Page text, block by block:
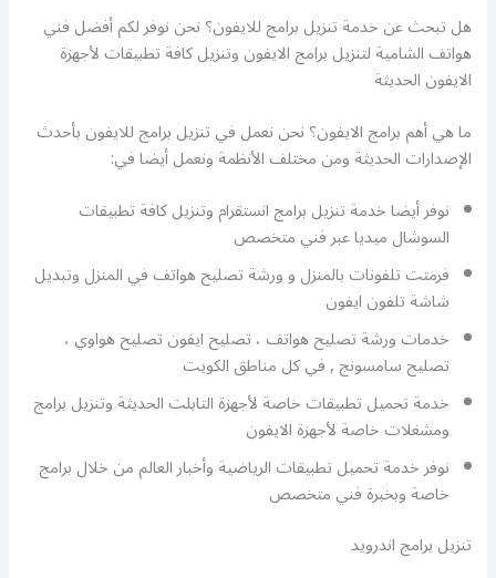
هل تبحث عن خدمة تنزيل برامج للايفون؟ نحن نوفر لكم أفضل فني
هواتف الشامية لتنزيل برامج الايفون وتنزيل كافة تطبيقات لأجهزة
الايفون الحديثة
ما هي أهم برامج الايفون؟ نحن نعمل في تنزيل برامج للايفون بأحدث
الإصدارات الحديثة ومن مختلف الأنظمة ونعمل أيضا في:
نوفر أيضا خدمة تنزيل برامج انستقرام وتنزيل كافة تطبيقات
السوشال ميديا عبر فني متخصص
فرمتت تلفونات بالمنزل و ورشة تصليح هواتف في المنزل وتبديل
شاشة تلفون ايفون
خدمات ورشة تصليح هواتف ، تصليح ايفون تصليح هواوي ،
تصليح سامسونج , في كل مناطق الكويت
خدمة تحميل تطبيقات خاصة لأجهزة التابلت الحديثة وتنزيل برامج
ومشغلات خاصة لأجهزة الايفون
نوفر خدمة تحميل تطبيقات الرياضية وأخبار العالم من خلال برامج
خاصة وبخبرة فني متخصص
تنزيل برامج اندرويد